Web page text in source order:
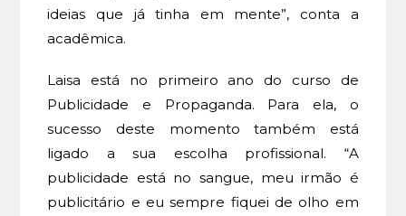
ideias que já tinha em mente”, conta a
acadêmica.
Laisa está no primeiro ano do curso de
Publicidade e Propaganda. Para ela, o
sucesso deste momento também está
ligado a sua escolha profissional. “A
publicidade está no sangue, meu irmão é
publicitário e eu sempre fiquei de olho em